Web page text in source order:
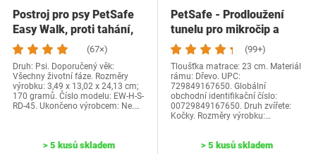
Postroj pro psy PetSafe
Easy Walk, proti tahání,
pro výcvik…
(67×)
Druh: Psi. Doporučený věk:
Všechny životní fáze. Rozměry
výrobku: 3,49 x 13,02 x 24,13 cm;
170 gramů. Číslo modelu: EW-H-S-
RD-45. Ukončeno výrobcem: Ne.…
> 5 kusů skladem
PetSafe - Prodloužení
tunelu pro mikročip a
manuální…
(99+)
Tloušťka matrace: 23 cm. Materiál
rámu: Dřevo. UPC:
729849167650. Globální
obchodní identifikační číslo:
00729849167650. Druh zvířete:
Kočky. Rozměry výrobku:…
> 5 kusů skladem